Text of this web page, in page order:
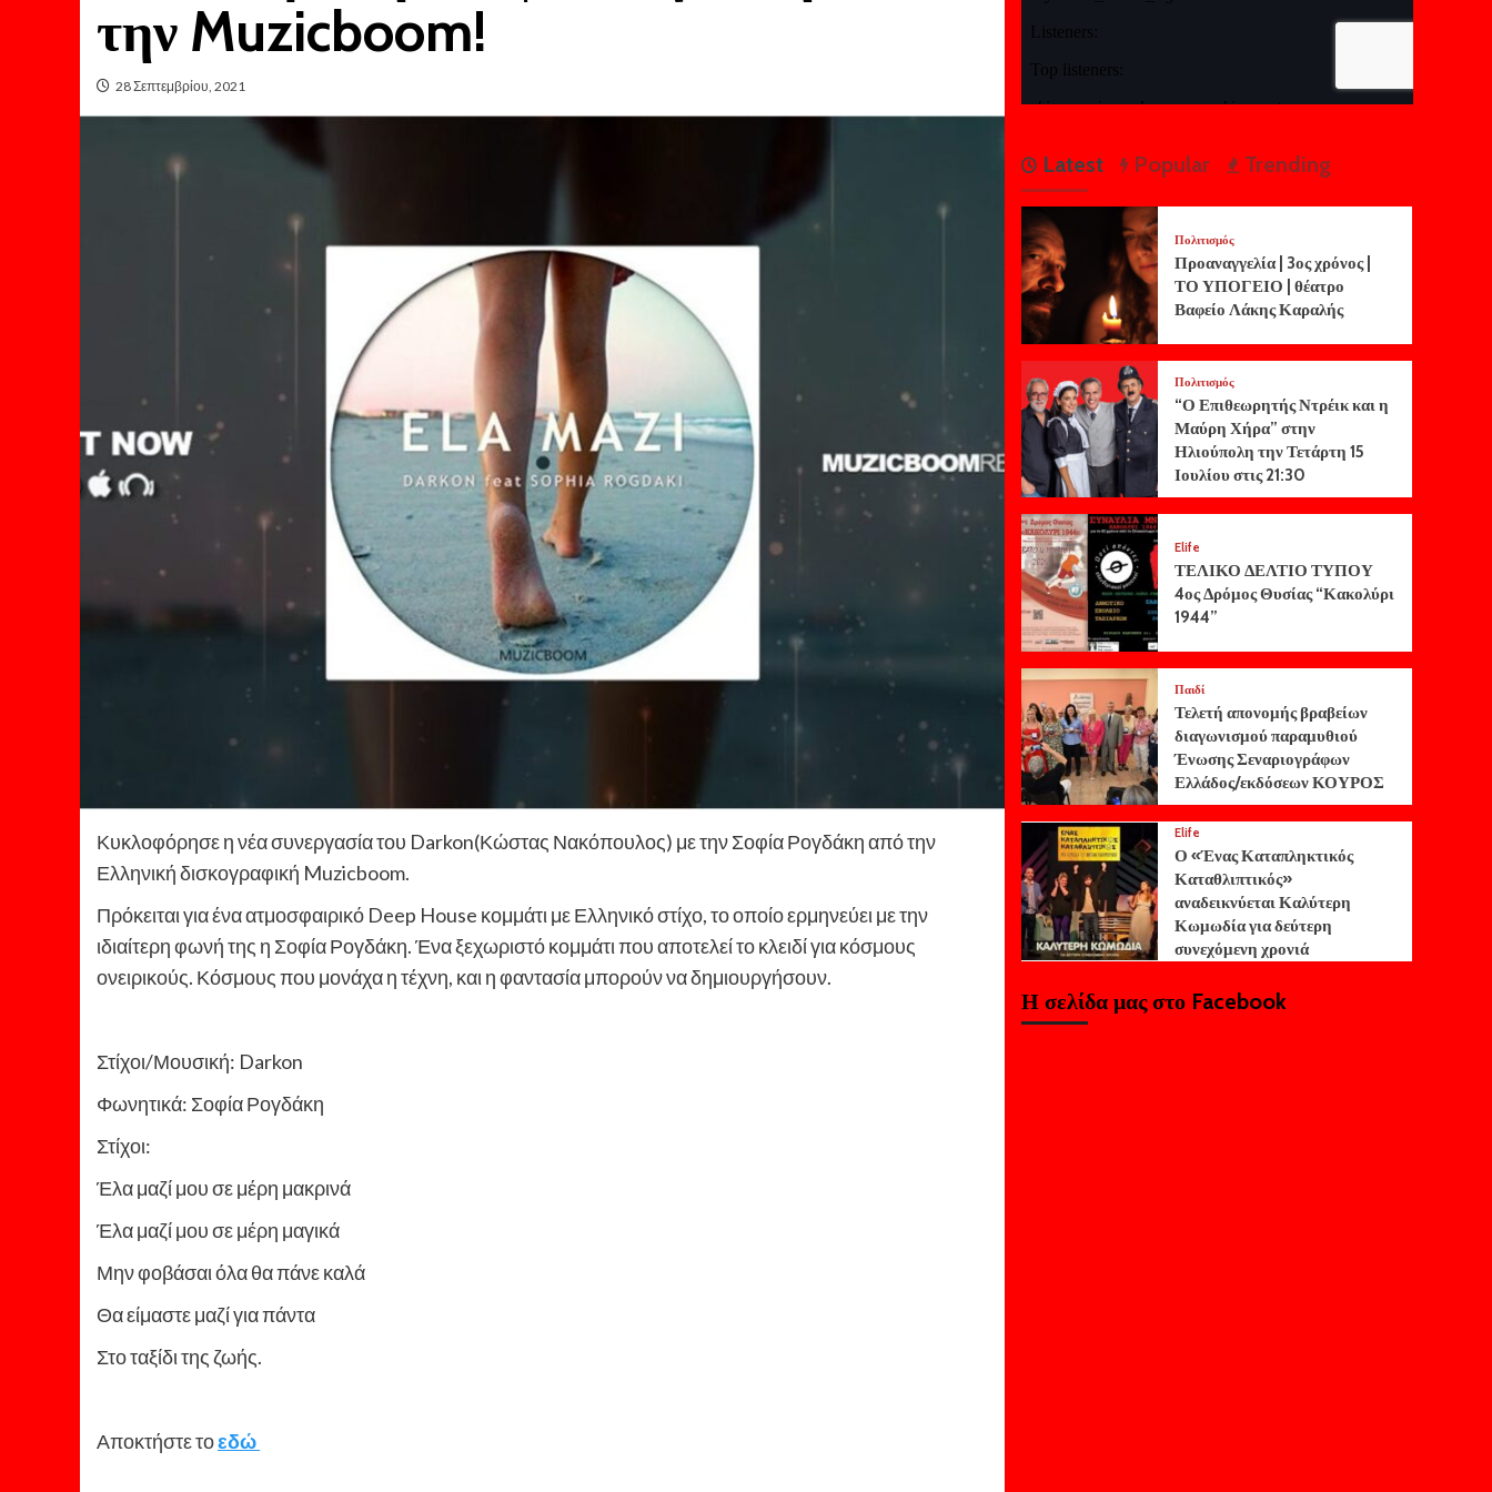
την Muzicboom!
28 Σεπτεμβρίου, 2021
Κυκλοφόρησε η νέα συνεργασία του Darkon(Κώστας Νακόπουλος) με την Σοφία Ρογδάκη από την
Ελληνική δισκογραφική Muzicboom.
Πρόκειται για ένα ατμοσφαιρικό Deep House κομμάτι με Ελληνικό στίχο, το οποίο ερμηνεύει με την
ιδιαίτερη φωνή της η Σοφία Ρογδάκη. Ένα ξεχωριστό κομμάτι που αποτελεί το κλειδί για κόσμους
ονειρικούς. Κόσμους που μονάχα η τέχνη, και η φαντασία μπορούν να δημιουργήσουν.
Στίχοι/Μουσική: Darkon
Φωνητικά: Σοφία Ρογδάκη
Στίχοι:
Έλα μαζί μου σε μέρη μακρινά
Έλα μαζί μου σε μέρη μαγικά
Μην φοβάσαι όλα θα πάνε καλά
Θα είμαστε μαζί για πάντα
Στο ταξίδι της ζωής.
Αποκτήστε τοεδώ
Latest Popular Trending
Πολιτισμός
Προαναγγελία | 3ος χρόνος |
ΤΟ ΥΠΟΓΕΙΟ | θέατρο
Βαφείο Λάκης Καραλής
Πολιτισμός
“Ο Επιθεωρητής Ντρέικ και η
Μαύρη Χήρα” στην
Ηλιούπολη την Τετάρτη 15
Ιουλίου στις 21:30
Elife
ΤΕΛΙΚΟ ΔΕΛΤΙΟ ΤΥΠΟΥ
4ος Δρόμος Θυσίας “Κακολύρι
1944”
Παιδί
Τελετή απονομής βραβείων
διαγωνισμού παραμυθιού
Ένωσης Σεναριογράφων
Ελλάδος/εκδόσεων ΚΟΥΡΟΣ
Elife
Ο «Ένας Καταπληκτικός
Καταθλιπτικός»
αναδεικνύεται Καλύτερη
Κωμωδία για δεύτερη
συνεχόμενη χρονιά
Η σελίδα μας στο Facebook